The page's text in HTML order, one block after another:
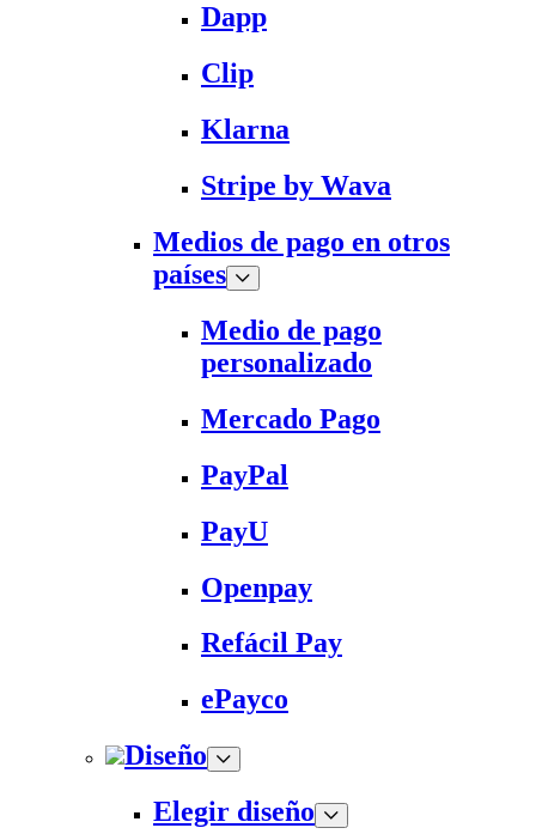
Dapp
Clip
Klarna
Stripe by Wava
Medios de pago en otros
países
Medio de pago
personalizado
Mercado Pago
PayPal
PayU
Openpay
Refácil Pay
ePayco
Diseño
Elegir diseño